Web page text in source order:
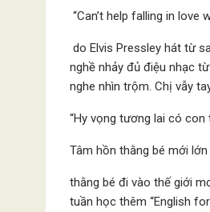
“Can’t help falling in love
do Elvis Pressley hát từ
nghề nhảy đủ điệu nhạc
nghe nhìn trộm. Chị vẫy
“Hy vọng tương lai có con
Tâm hồn thằng bé mới
thằng bé đi vào thế giới
tuần học thêm “English